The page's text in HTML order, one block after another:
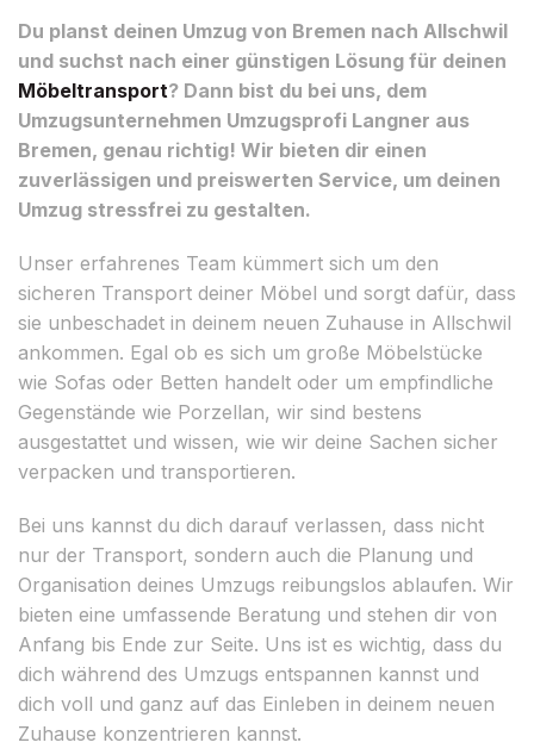
Du planst deinen Umzug von Bremen nach Allschwil
und suchst nach einer günstigen Lösung für deinen
Möbeltransport? Dann bist du bei uns, dem
Umzugsunternehmen Umzugsprofi Langner aus
Bremen, genau richtig! Wir bieten dir einen
zuverlässigen und preiswerten Service, um deinen
Umzug stressfrei zu gestalten.
Unser erfahrenes Team kümmert sich um den
sicheren Transport deiner Möbel und sorgt dafür, dass
sie unbeschadet in deinem neuen Zuhause in Allschwil
ankommen. Egal ob es sich um große Möbelstücke
wie Sofas oder Betten handelt oder um empfindliche
Gegenstände wie Porzellan, wir sind bestens
ausgestattet und wissen, wie wir deine Sachen sicher
verpacken und transportieren.
Bei uns kannst du dich darauf verlassen, dass nicht
nur der Transport, sondern auch die Planung und
Organisation deines Umzugs reibungslos ablaufen. Wir
bieten eine umfassende Beratung und stehen dir von
Anfang bis Ende zur Seite. Uns ist es wichtig, dass du
dich während des Umzugs entspannen kannst und
dich voll und ganz auf das Einleben in deinem neuen
Zuhause konzentrieren kannst.